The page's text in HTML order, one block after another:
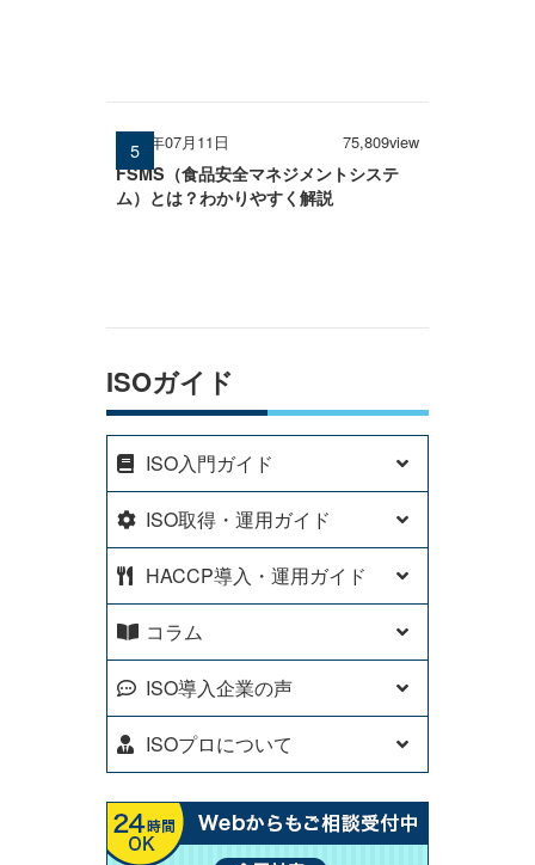
2025年07月11日 75,809view
FSMS（食品安全マネジメントシステ
ム）とは？わかりやすく解説
ISOガイド
ISO入門ガイド
ISO取得・運用ガイド
HACCP導入・運用ガイド
コラム
ISO導入企業の声
ISOプロについて